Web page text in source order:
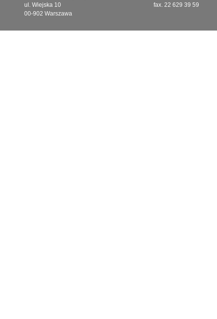
ul. Wiejska 10
00-902 Warszawa
fax. 22 629 39 59